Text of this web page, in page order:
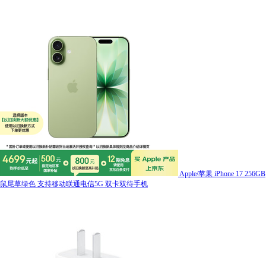
Apple/苹果 iPhone 17 256GB
鼠尾草绿色 支持移动联通电信5G 双卡双待手机